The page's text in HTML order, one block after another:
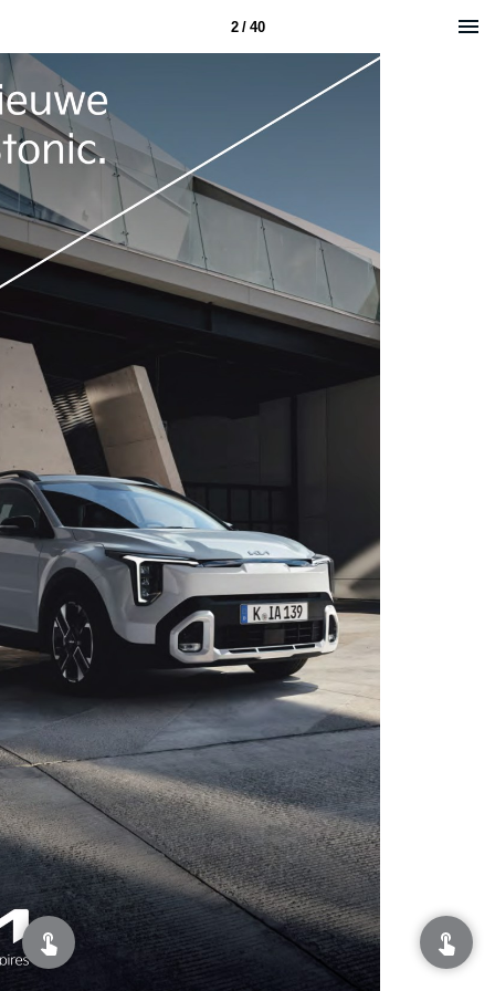
2 / 40